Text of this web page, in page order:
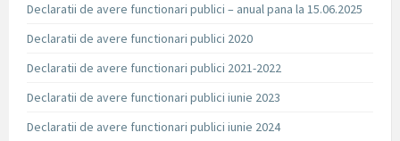
Declaratii de avere functionari publici – anual pana la 15.06.2025
Declaratii de avere functionari publici 2020
Declaratii de avere functionari publici 2021-2022
Declaratii de avere functionari publici iunie 2023
Declaratii de avere functionari publici iunie 2024